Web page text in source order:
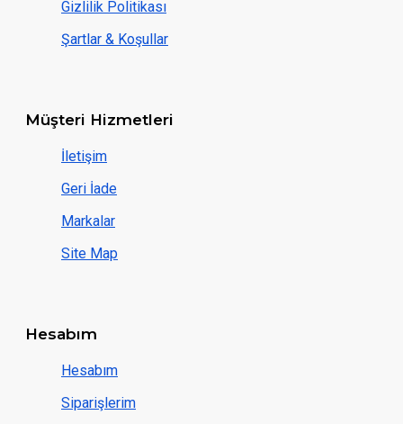
Gizlilik Politikası
Şartlar & Koşullar
Müşteri Hizmetleri
İletişim
Geri İade
Markalar
Site Map
Hesabım
Hesabım
Siparişlerim